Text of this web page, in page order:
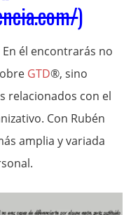
)
En él encontrarás no
GTD®, sino
relacionados con el
Con Rubén
amplia y variada